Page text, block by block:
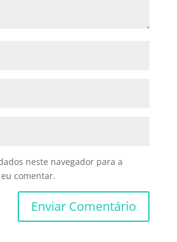
neste navegador para a
comentar.